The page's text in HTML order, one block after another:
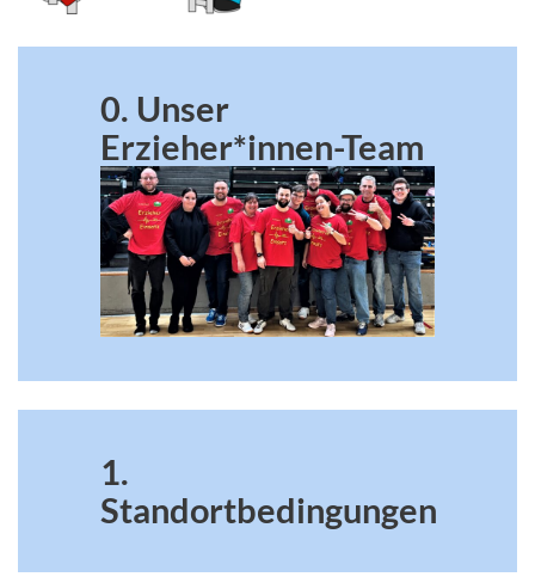
0. Unser
Erzieher*innen-Team
1.
Standortbedingungen